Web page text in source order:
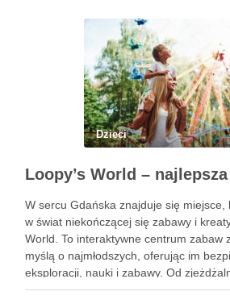
Dzieci
W sercu Gdańska znajduje się miejsce,
w świat niekończącej się zabawy i
World. To interaktywne centrum zabaw
myślą o najmłodszych, oferując im
eksploracji, nauki i zabawy. Od
strefy, Loopy’s World zaspokaja